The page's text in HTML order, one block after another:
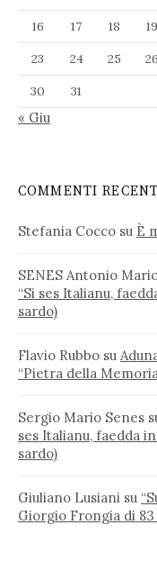
16
17 18 19
23
24 25 26
30
31
« Giu
COMMENTI
Stefania Cocco su È
SENES Antonio
“Si ses Italianu,
sardo)
Flavio Rubbo su
“Pietra della
Sergio Mario Senes
ses Italianu, faedda
sardo)
Giuliano Lusiani su
Giorgio Frongia di